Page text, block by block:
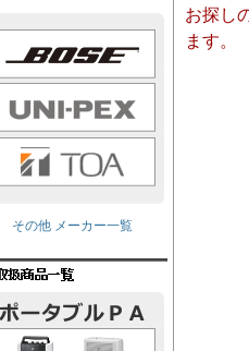
お探し
ます。
その他 メーカー一覧